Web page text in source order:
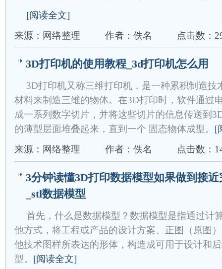
[阅读全文]
来源：网络整理
作者：佚名 点击数：
3D打印机的使用教程_3d打印机怎么用
3D打印机又称三维打印机，是一种累积制造技
材料来制造三维的物体。在3D打印时，软件通过
成一系列数字切片，并将这些切片的信息传送到
的薄型层面堆叠起来，直到一个 固态物体成型。 [
来源：网络整理
作者：佚名 点击数：
3分钟读懂3D打印数据模型如果做到接
_stl数据模型
首先，什么是数据模型？数据模型是指通过计
他方式，将工程或产品的设计方案、正图（原图
他技术图样所表达的形体，构造成可用于设计和
型。 [阅读全文]